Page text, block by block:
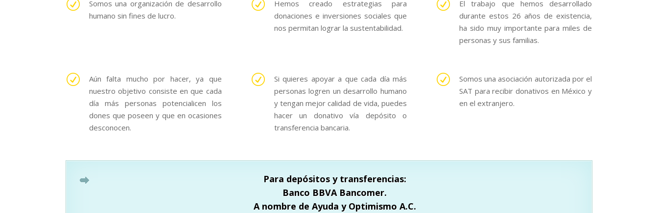
R
Somos una organización de desarrollo
humano sin fines de lucro.
R
Hemos creado estrategias para
donaciones e inversiones sociales que
nos permitan lograr la sustentabilidad.
R
El trabajo que hemos desarrollado
durante estos 26 años de existencia,
ha sido muy importante para miles de
personas y sus familias.
R
Aún falta mucho por hacer, ya que
nuestro objetivo consiste en que cada
día más personas potencialicen los
dones que poseen y que en ocasiones
desconocen.
R
Si quieres apoyar a que cada día más
personas logren un desarrollo humano
y tengan mejor calidad de vida, puedes
hacer un donativo vía depósito o
transferencia bancaria.
R
Somos una asociación autorizada por el
SAT para recibir donativos en México y
en el extranjero.
Para depósitos y transferencias:
Banco BBVA Bancomer.
A nombre de Ayuda y Optimismo A.C.